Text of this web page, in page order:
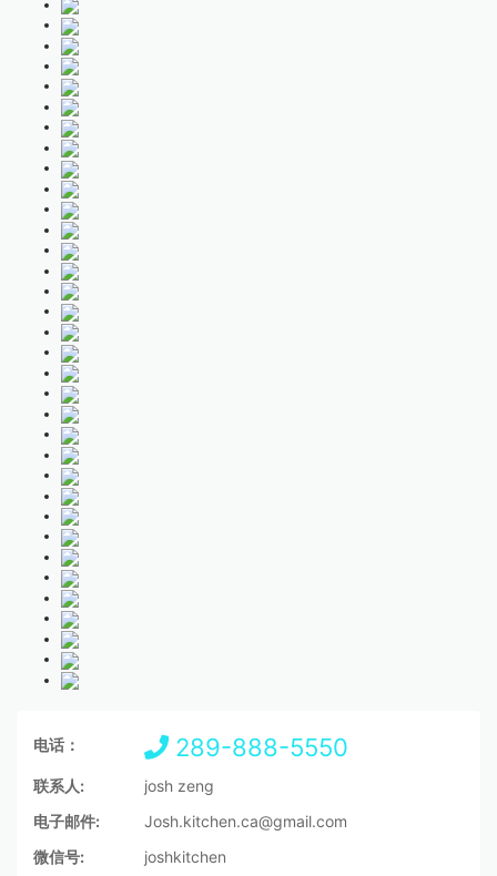
电话： 289-888-5550
联系人:
josh zeng
电子邮件:
Josh.kitchen.ca@gmail.com
微信号:
joshkitchen